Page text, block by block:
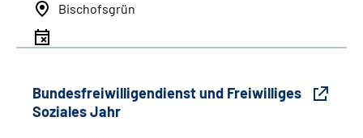
Bischofsgrün
Bundesfreiwilligendienst und Freiwilliges
Soziales Jahr